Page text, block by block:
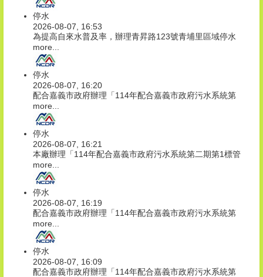
停水
2026-08-07, 16:53
為提高自來水普及率，辦理青昇路123號青埔里區域停水
more...
停水
2026-08-07, 16:20
配合嘉義市政府辦理「114年配合嘉義市政府污水系統第
more...
停水
2026-08-07, 16:21
本廠辦理「114年配合嘉義市政府污水系統第二期第1標管
more...
停水
2026-08-07, 16:19
配合嘉義市政府辦理「114年配合嘉義市政府污水系統第
more...
停水
2026-08-07, 16:09
配合嘉義市政府辦理「114年配合嘉義市政府污水系統第